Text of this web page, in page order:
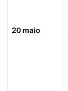
20 maio